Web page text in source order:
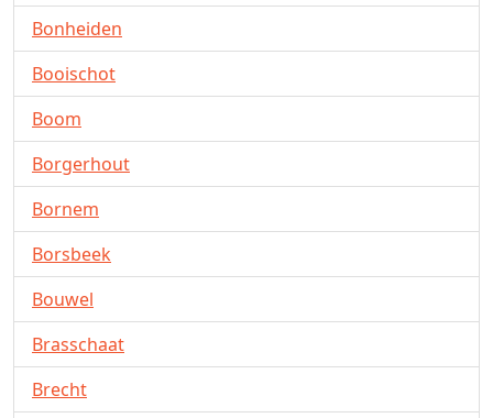
Bonheiden
Booischot
Boom
Borgerhout
Bornem
Borsbeek
Bouwel
Brasschaat
Brecht